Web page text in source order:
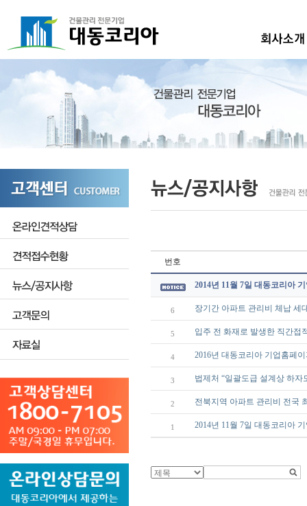
번호
2014년 11월 7일 대동코리아
6 장기간 아파트 관리비 체납 세
5 입주 전 화재로 발생한 직간접
4 2016년 대동코리아 기업홈페
3 법제처 “일괄도급 설계상 하
2 전북지역 아파트 관리비 전국
1 2014년 11월 7일 대동코리아